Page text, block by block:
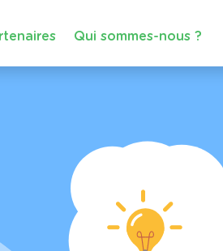
Qui sommes-nous ?